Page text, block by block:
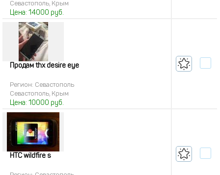
Севастополь, Крым
Цена: 14000 руб.
Продам thx desire eye
Регион: Севастополь
Севастополь, Крым
Цена: 10000 руб.
НТС wildfire s